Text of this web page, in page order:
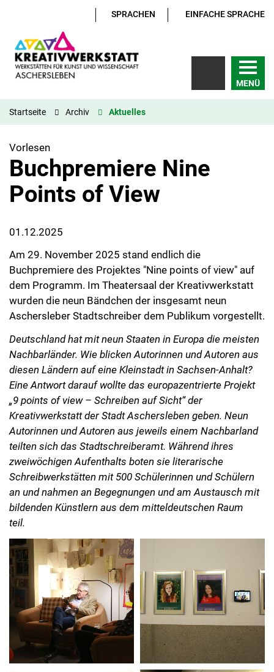
SPRACHEN EINFACHE SPRACHE
MENÜ
Startseite Archiv Aktuelles
Vorlesen
Buchpremiere Nine
Points of View
01.12.2025
Am 29. November 2025 stand endlich die
Buchpremiere des Projektes "Nine points of view" auf
dem Programm. Im Theatersaal der Kreativwerkstatt
wurden die neun Bändchen der insgesamt neun
Aschersleber Stadtschreiber dem Publikum vorgestellt.
Deutschland hat mit neun Staaten in Europa die meisten
Nachbarländer. Wie blicken Autorinnen und Autoren aus
diesen Ländern auf eine Kleinstadt in Sachsen-Anhalt?
Eine Antwort darauf wollte das europazentrierte Projekt
„9 points of view – Schreiben auf Sicht“ der
Kreativwerkstatt der Stadt Aschersleben geben. Neun
Autorinnen und Autoren aus jeweils einem Nachbarland
teilten sich das Stadtschreiberamt. Während ihres
zweiwöchigen Aufenthalts boten sie literarische
Schreibwerkstätten mit 500 Schülerinnen und Schülern
an und nahmen an Begegnungen und am Austausch mit
bildenden Künstlern aus dem mitteldeutschen Raum
teil.